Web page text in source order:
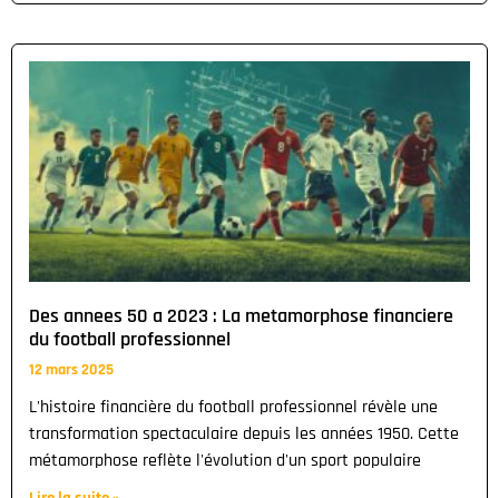
Des annees 50 a 2023 : La metamorphose financiere
du football professionnel
12 mars 2025
L'histoire financière du football professionnel révèle une
transformation spectaculaire depuis les années 1950. Cette
métamorphose reflète l'évolution d'un sport populaire